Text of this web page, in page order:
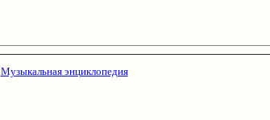
Музыкальная энциклопедия